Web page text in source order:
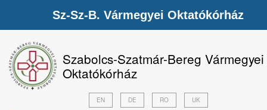
Szabolcs-Szatmár-Bereg Vármegyei
Oktatókórház
EN DE RO UK
Sz-Sz-B. Vármegyei Oktatókórház